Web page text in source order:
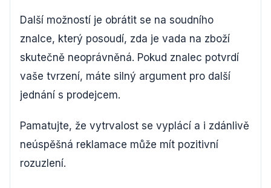
Další možností je obrátit se na soudního
znalce, který posoudí, zda je vada na zboží
skutečně neoprávněná. Pokud znalec potvrdí
vaše tvrzení, máte silný argument pro další
jednání s prodejcem.
Pamatujte, že vytrvalost se vyplácí a i zdánlivě
neúspěšná reklamace může mít pozitivní
rozuzlení.